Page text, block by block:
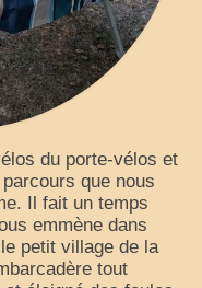
(forum)
du porte-vélos et
que nous
Il fait un temps
emmène dans
petit village de la
tout